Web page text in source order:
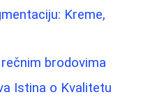
Kreme,
brodovima
Istina o Kvalitetu